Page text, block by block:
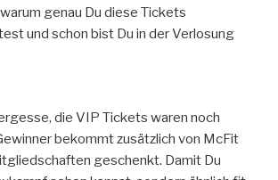
genau Du diese Tickets
und schon bist Du in der Verlosung
die VIP Tickets waren noch
bekommt zusätzlich von McFit
geschenkt. Damit Du